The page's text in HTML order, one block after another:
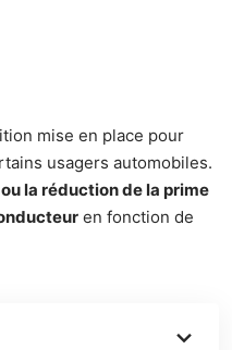
mise en place pour
usagers automobiles.
la réduction de la prime
en fonction de